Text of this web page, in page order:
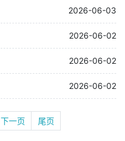
2026-06-03
2026-06-02
2026-06-02
2026-06-02
下一页 尾页